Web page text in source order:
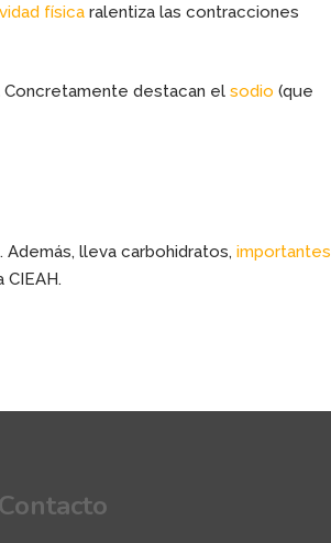
física ralentiza las contracciones
Concretamente destacan el sodio (que
lleva carbohidratos, importantes
CIEAH.
Contacto